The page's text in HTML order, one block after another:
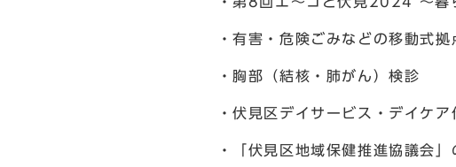
・有害・危険ごみなどの移動式拠
・胸部（結核・肺がん）検診
・伏見区デイサービス・デイケア
・「伏見区地域保健推進協議会」